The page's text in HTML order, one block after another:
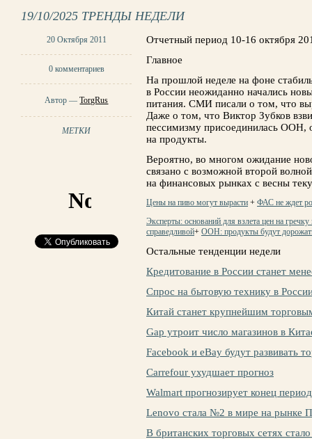
19/10/2025 ТРЕНДЫ НЕДЕЛИ
20 Октября 2011
0 комментариев
Автор —TorgRus
МЕТКИ
Отчетный период 10-16 октября
Главное
На прошлой неделе на фоне
в России неожиданно начались
питания. СМИ писали о том, что
Даже о том, что Виктор Зубков
пессимизму присоединилась ООН,
на продукты.
Вероятно, во многом ожидание
связано с возможной второй
на финансовых рынках с весны
Цены на пиво могут вырасти + ФАС не ждет
Эксперты: оснований для взлета цен на гречку
справедливой+ ООН: продукты будут
Остальные тенденции недели
Кредитование в России станет
Спрос на бытовую технику в
Китай станет крупнейшим
Gap утроит число магазинов в
Facebook и eBay будут развивать
Carrefour ухудшает прогноз
Walmart прогнозирует конец
Lenovo стала №2 в мире на рынке
В британских торговых сетях